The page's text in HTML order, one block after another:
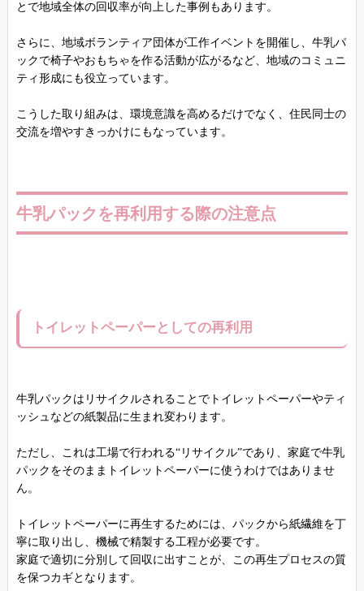
とで地域全体の回収率が向上した事例もあります。
さらに、地域ボランティア団体が工作イベントを開催し、牛乳パ
ックで椅子やおもちゃを作る活動が広がるなど、地域のコミュニ
ティ形成にも役立っています。
こうした取り組みは、環境意識を高めるだけでなく、住民同士の
交流を増やすきっかけにもなっています。
牛乳パックを再利用する際の注意点
トイレットペーパーとしての再利用
牛乳パックはリサイクルされることでトイレットペーパーやティ
ッシュなどの紙製品に生まれ変わります。
ただし、これは工場で行われる“リサイクル”であり、家庭で牛乳
パックをそのままトイレットペーパーに使うわけではありませ
ん。
トイレットペーパーに再生するためには、パックから紙繊維を丁
寧に取り出し、機械で精製する工程が必要です。
家庭で適切に分別して回収に出すことが、この再生プロセスの質
を保つカギとなります。